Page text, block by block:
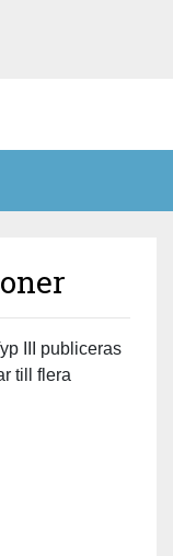
III publiceras
till flera